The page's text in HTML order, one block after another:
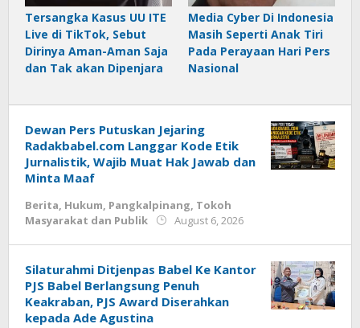
Tersangka Kasus UU ITE
Live di TikTok, Sebut
Dirinya Aman-Aman Saja
dan Tak akan Dipenjara
Media Cyber Di Indonesia
Masih Seperti Anak Tiri
Pada Perayaan Hari Pers
Nasional
Dewan Pers Putuskan Jejaring
Radakbabel.com Langgar Kode Etik
Jurnalistik, Wajib Muat Hak Jawab dan
Minta Maaf
Berita, Hukum, Pangkalpinang, Tokoh
Masyarakat dan Publik
August 6, 2026
Silaturahmi Ditjenpas Babel Ke Kantor
PJS Babel Berlangsung Penuh
Keakraban, PJS Award Diserahkan
kepada Ade Agustina